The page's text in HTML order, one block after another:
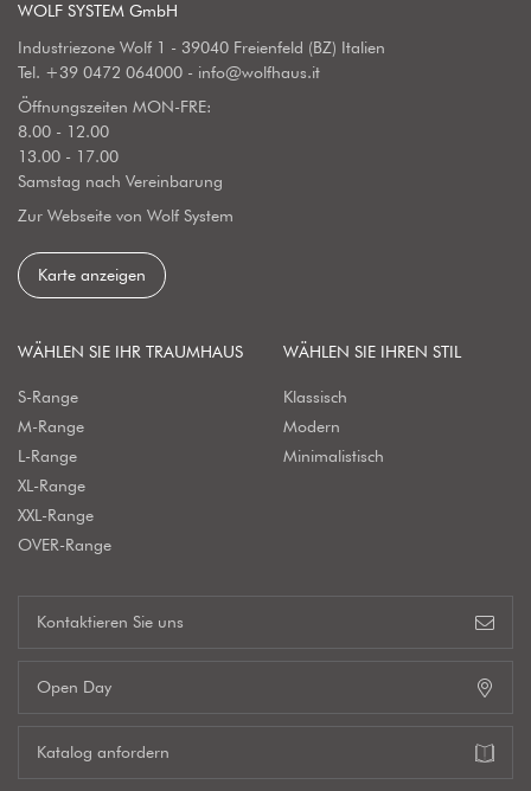
WOLF SYSTEM GmbH
Industriezone Wolf 1 - 39040 Freienfeld (BZ) Italien
Tel. +39 0472 064000 - info@wolfhaus.it
Öffnungszeiten MON-FRE:
8.00 - 12.00
13.00 - 17.00
Samstag nach Vereinbarung
Zur Webseite von Wolf System
Karte anzeigen
WÄHLEN SIE IHR TRAUMHAUS
S-Range
M-Range
L-Range
XL-Range
XXL-Range
OVER-Range
WÄHLEN SIE IHREN STIL
Klassisch
Modern
Minimalistisch
Kontaktieren Sie uns
Open Day
Katalog anfordern